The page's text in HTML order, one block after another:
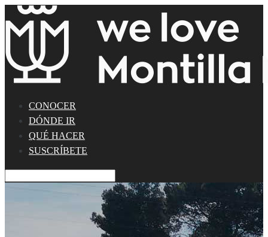
CONOCER
DÓNDE IR
QUÉ HACER
SUSCRÍBETE